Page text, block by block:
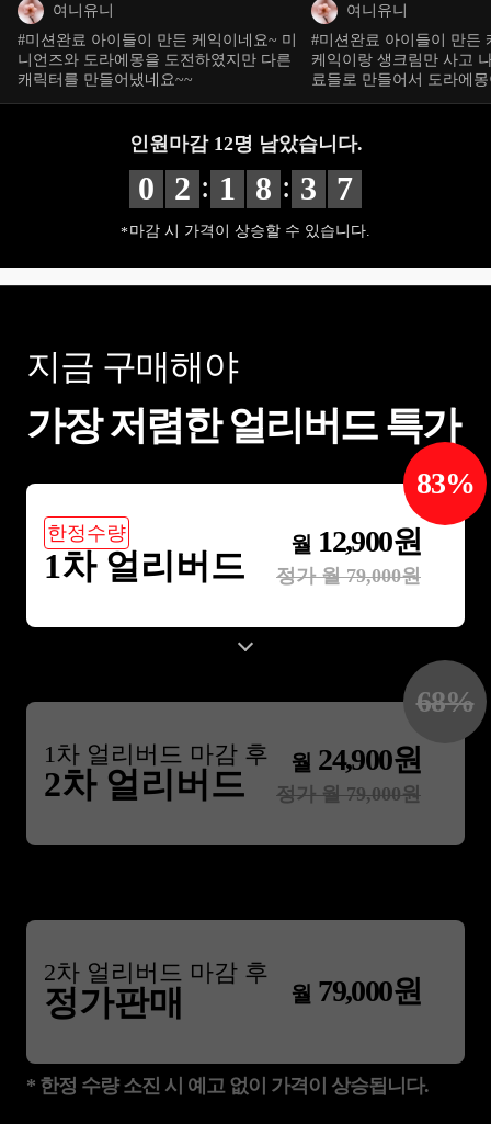
여니유니
#미션완료 아이들이 만든 케익이네요~ 미
니언즈와 도라에몽을 도전하였지만 다른
캐릭터를 만들어냈네요~~
여니유니
#미션완료 아이들이 만든
케익이랑 생크림만 사고
료들로 만들어서 도라에
인원마감 12명 남았습니다.
0 2 : 1 8 : 3 6
마감 시 가격이 상승할 수 있습니다.
지금 구매해야
가장 저렴한 얼리버드 특가
한정수량
1차 얼리버드
월 12,900원
정가 월79,000원
83%
1 차 얼리버드 마감 후
2차 얼리버드
월 24,900원
정가 월79,000원
68%
2차 얼리버드 마감 후
정가판매 월 79,000원
* 한정 수량 소진 시 예고 없이 가격이 상승됩니다.